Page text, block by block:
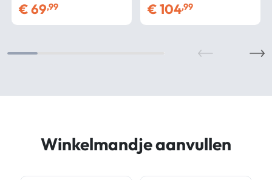
€69,99 €104,99
Winkelmandje aanvullen